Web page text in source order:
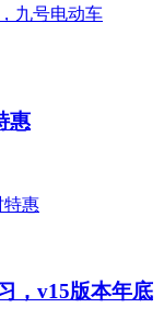
惠
，v15版本年底